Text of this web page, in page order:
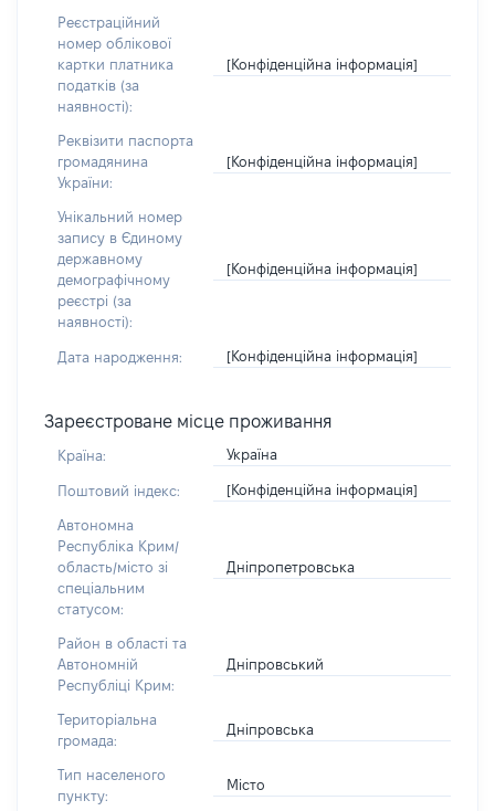
Реєстраційний
номер облікової
картки платника
податків (за
наявності):
[Конфіденційна інформація]
Реквізити паспорта
громадянина
України:
[Конфіденційна інформація]
Унікальний номер
запису в Єдиному
державному
демографічному
реєстрі (за
наявності):
[Конфіденційна інформація]
Дата народження: [Конфіденційна інформація]
Зареєстроване місце проживання
Країна: Україна
Поштовий індекс: [Конфіденційна інформація]
Автономна
Республіка Крим/
область/місто зі
спеціальним
статусом:
Дніпропетровська
Район в області та
Автономній
Республіці Крим:
Дніпровський
Територіальна
громада:
Дніпровська
Тип населеного
пункту:
Місто